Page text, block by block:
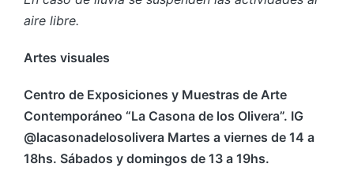
aire libre.
Artes visuales
Centro de Exposiciones y Muestras de Arte
Contemporáneo “La Casona de los Olivera”. IG
@lacasonadelosolivera Martes a viernes de 14 a
18hs. Sábados y domingos de 13 a 19hs.